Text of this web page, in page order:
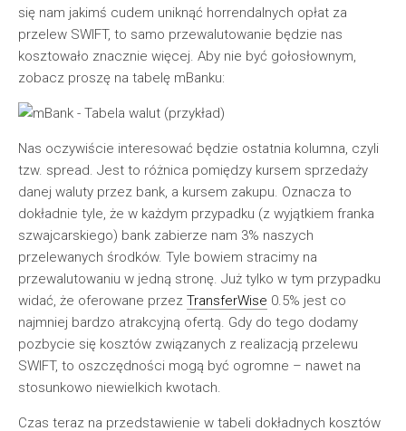
się nam jakimś cudem uniknąć horrendalnych opłat za
przelew SWIFT, to samo przewalutowanie będzie nas
kosztowało znacznie więcej. Aby nie być gołosłownym,
zobacz proszę na tabelę mBanku:
Nas oczywiście interesować będzie ostatnia kolumna, czyli
tzw. spread. Jest to różnica pomiędzy kursem sprzedaży
danej waluty przez bank, a kursem zakupu. Oznacza to
dokładnie tyle, że w każdym przypadku (z wyjątkiem franka
szwajcarskiego) bank zabierze nam 3% naszych
przelewanych środków. Tyle bowiem stracimy na
przewalutowaniu w jedną stronę. Już tylko w tym przypadku
widać, że oferowane przez TransferWise 0.5% jest co
najmniej bardzo atrakcyjną ofertą. Gdy do tego dodamy
pozbycie się kosztów związanych z realizacją przelewu
SWIFT, to oszczędności mogą być ogromne – nawet na
stosunkowo niewielkich kwotach.
Czas teraz na przedstawienie w tabeli dokładnych kosztów